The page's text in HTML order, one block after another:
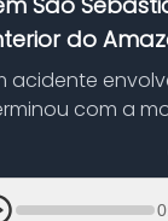
do
acidente
com a
de 38 anos,
do Uatumã,
ocorreu n...